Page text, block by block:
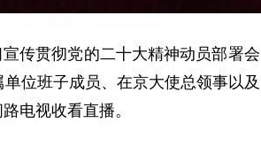
传贯彻党的二十大精神动员部署
位班子成员、在京大使总领事以
电视收看直播。